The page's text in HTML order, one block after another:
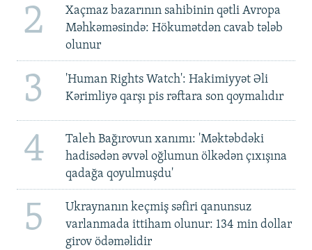
2
Xaçmaz bazarının sahibinin qətli Avropa
Məhkəməsində: Hökumətdən cavab tələb
olunur
3
'Human Rights Watch': Hakimiyyət Əli
Kərimliyə qarşı pis rəftara son qoymalıdır
4
Taleh Bağırovun xanımı: 'Məktəbdəki
hadisədən əvvəl oğlumun ölkədən çıxışına
qadağa qoyulmuşdu'
5
Ukraynanın keçmiş səfiri qanunsuz
varlanmada ittiham olunur: 134 min dollar
girov ödəməlidir